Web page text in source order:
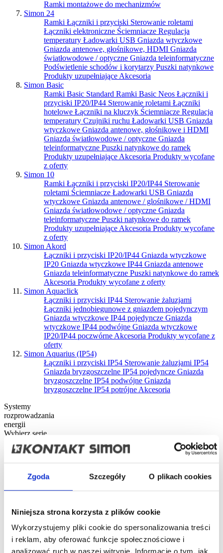
Zgoda Szczegóły O plikach cookies
Niniejsza strona korzysta z plików cookie
Wykorzystujemy pliki cookie do spersonalizowania treści
i reklam, aby oferować funkcje społecznościowe i
analizować ruch w naszej witrynie. Informacje o tym, jak
Ramki montażowe do mechanizmów
Simon 24
Ramki Łączniki i przyciski Sterowanie roletami
Łączniki elektroniczne Ściemniacze Regulacja
temperatury Ładowarki USB Gniazda wtyczkowe
Gniazda antenowe, głośnikowe, HDMI Gniazda
światłowodowe / optyczne Gniazda teleinformatyczne
Podświetlenie schodów i korytarzy Puszki natynkowe
Produkty uzupełniające Akcesoria
Simon Basic
Ramki Basic Standard Ramki Basic Neos Łączniki i
przyciski IP20/IP44 Sterowanie roletami Łączniki
hotelowe Łączniki na kluczyk Ściemniacze Regulacja
temperatury Czujniki ruchu Ładowarki USB Gniazda
wtyczkowe Gniazda antenowe, głośnikowe i HDMI
Gniazda światłowodowe / optyczne Gniazda
teleinformatyczne Puszki natynkowe do ramek
Produkty uzupełniające Akcesoria Produkty wycofane
z oferty
Simon 10
Ramki Łączniki i przyciski IP20/IP44 Sterowanie
roletami Ściemniacze Ładowarki USB Gniazda
wtyczkowe Gniazda antenowe / glośnikowe / HDMI
Gniazda światłowodowe / optyczne Gniazda
teleinformatyczne Puszki natynkowe do ramek
Produkty uzupełniające Akcesoria Produkty wycofane
z oferty
Simon Akord
Łączniki i przyciski IP20/IP44 Gniazda wtyczkowe
IP20 Gniazda wtyczkowe IP44 Gniazda antenowe
Gniazda teleinformatyczne Puszki natynkowe do ramek
Akcesoria Produkty wycofane z oferty
Simon Aquaclick
Łączniki i przyciski IP44 Sterowanie żaluzjami
Łączniki jednobiegunowe z gniazdem pojedynczym
Gniazda wtyczkowe IP44 pojedyncze Gniazda
wtyczkowe IP44 podwójne Gniazda wtyczkowe
IP20/IP44 poczwórne Akcesoria Produkty wycofane z
oferty
Simon Aquarius (IP54)
Łączniki i przyciski IP54 Sterowanie żaluzjami IP54
Gniazda bryzgoszczelne IP54 pojedyncze Gniazda
bryzgoszczelne IP54 podwójne Gniazda
bryzgoszczelne IP54 potrójne Akcesoria
Systemy
rozprowadzania
energii
Wybierz serię
Produkty do montażu ściennego
Obudowy podtynkowe CIMA PRO
Metalowe obudowy natynkowe
Produkty do montażu w meblach
Gniazda meblowe Simon 400 Flash
Biurowe systemy zasilające Simon 480